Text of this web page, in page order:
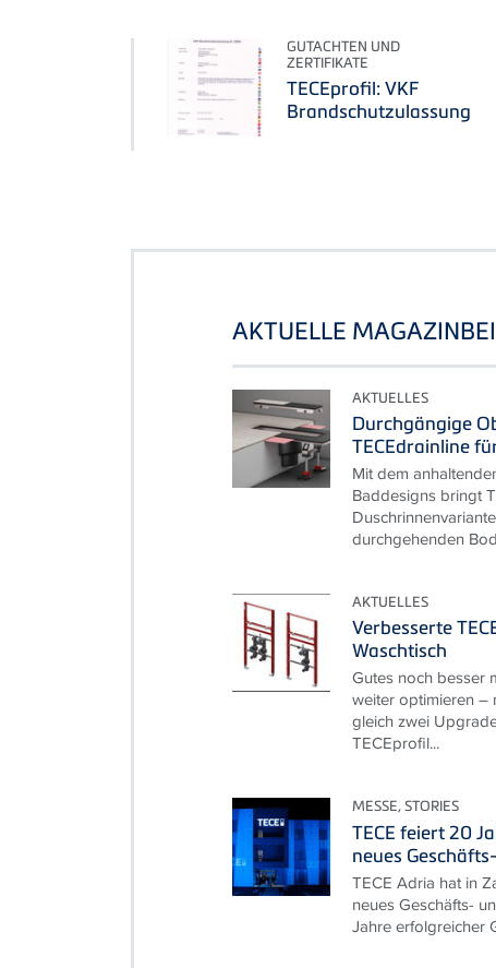
GUTACHTEN UND
ZERTIFIKATE
TECEprofil: VKF
Brandschutzulassung
AKTUELLE
AKTUELLES
Durchgängige
TECEdrainline
Mit dem
Baddesigns bringt
durchgehenden
AKTUELLES
Verbesserte
Waschtisch
Gutes noch besser
weiter optimieren –
gleich zwei
TECEprofil...
MESSE, STORIES
TECE feiert 20
neues
TECE Adria hat in
neues Geschäfts-
Jahre erfolgreicher